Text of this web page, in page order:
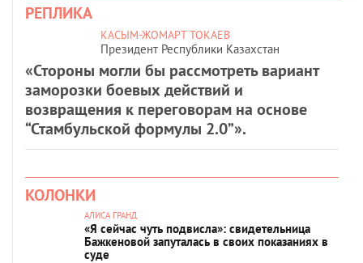
РЕПЛИКА
КАСЫМ-ЖОМАРТ ТОКАЕВ
Президент Республики Казахстан
«Стороны могли бы рассмотреть вариант
заморозки боевых действий и
возвращения к переговорам на основе
“Стамбульской формулы 2.0”».
КОЛОНКИ
АЛИСА ГРАНД
«Я сейчас чуть подвисла»: свидетельница
Бажкеновой запуталась в своих показаниях в
суде